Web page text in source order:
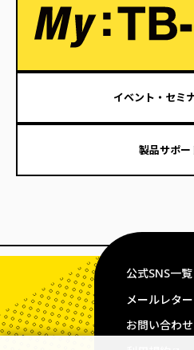
イベント・セミ
製品サポー
公式SNS一覧
メールレター
お問い合わせ